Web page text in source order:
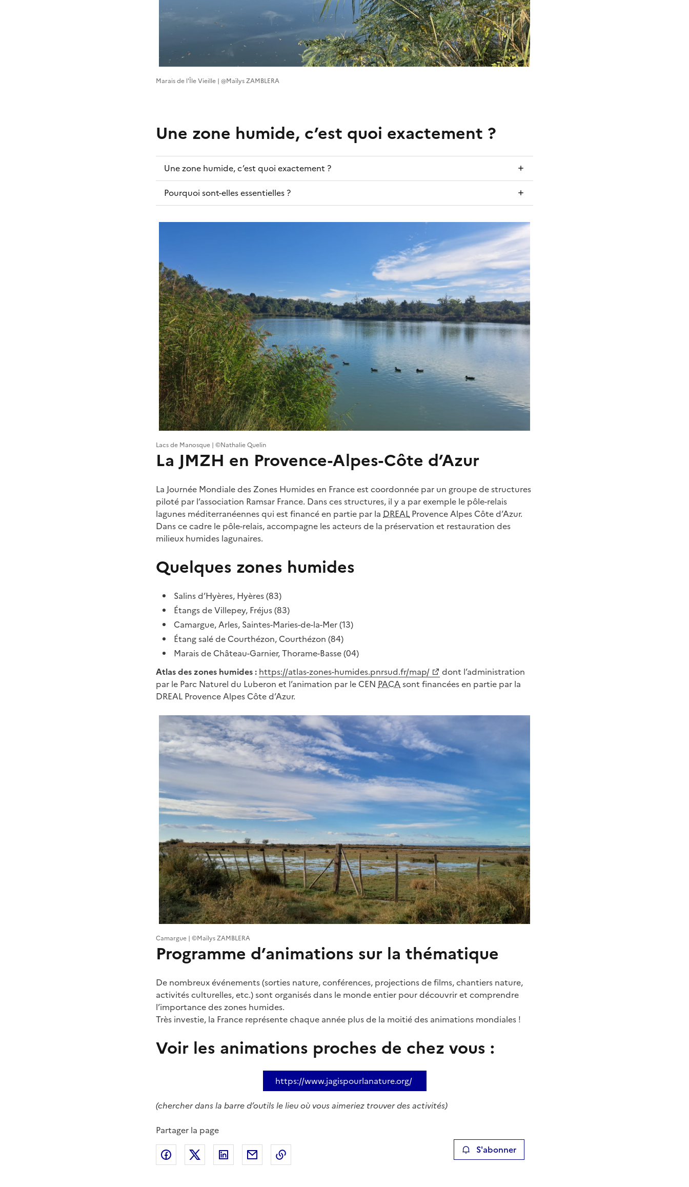
Marais de l'Île Vieille | @Maïlys ZAMBLERA
Une zone humide, c’est quoi exactement ?
Une zone humide, c’est quoi exactement ?
Pourquoi sont-elles essentielles ?
Lacs de Manosque | ©Nathalie Quelin
La JMZH en Provence-Alpes-Côte d’Azur
La Journée Mondiale des Zones Humides en France est coordonnée par un groupe de structures
piloté par l’association Ramsar France. Dans ces structures, il y a par exemple le pôle-relais
lagunes méditerranéennes qui est financé en partie par la DREAL Provence Alpes Côte d’Azur.
Dans ce cadre le pôle-relais, accompagne les acteurs de la préservation et restauration des
milieux humides lagunaires.
Quelques zones humides
Salins d’Hyères, Hyères (83)
Étangs de Villepey, Fréjus (83)
Camargue, Arles, Saintes-Maries-de-la-Mer (13)
Étang salé de Courthézon, Courthézon (84)
Marais de Château-Garnier, Thorame-Basse (04)
Atlas des zones humides : https://atlas-zones-humides.pnrsud.fr/map/
dont l’administration
par le Parc Naturel du Luberon et l’animation par le CEN PACAsont financées en partie par la
DREAL Provence Alpes Côte d’Azur.
Camargue | ©Maïlys ZAMBLERA
Programme d’animations sur la thématique
De nombreux événements (sorties nature, conférences, projections de films, chantiers nature,
activités culturelles, etc.) sont organisés dans le monde entier pour découvrir et comprendre
l’importance des zones humides.
Très investie, la France représente chaque année plus de la moitié des animations mondiales !
Voir les animations proches de chez vous :
https://www.jagispourlanature.org/
(chercher dans la barre d’outils le lieu où vous aimeriez trouver des activités)
Partager la page
Partager sur Facebook
Partager sur XPartager sur LinkedIn
Partager par emailCopier le lien de la page dans le presse-papier S'abonner